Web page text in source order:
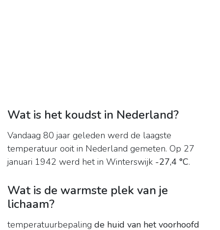
Wat is het koudst in Nederland?
Vandaag 80 jaar geleden werd de laagste
temperatuur ooit in Nederland gemeten. Op 27
januari 1942 werd het in Winterswijk -27,4 °C.
Wat is de warmste plek van je
lichaam?
temperatuurbepaling de huid van het voorhoofd